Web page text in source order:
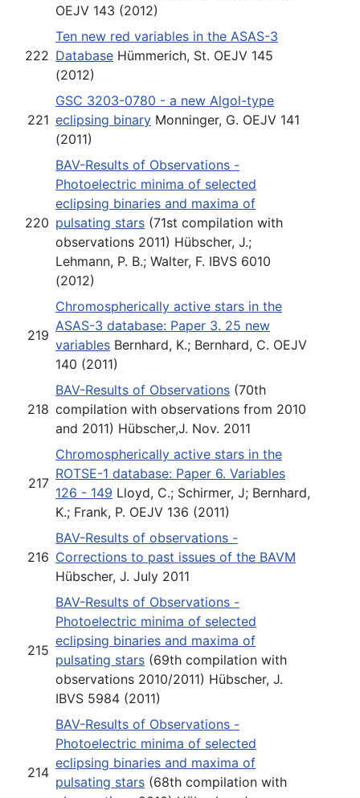
OEJV 143 (2012)
222
Ten new red variables in the ASAS-3
Database Hümmerich, St. OEJV 145
(2012)
221
GSC 3203-0780 - a new Algol-type
eclipsing binary Monninger, G. OEJV 141
(2011)
220
BAV-Results of Observations -
Photoelectric minima of selected
eclipsing binaries and maxima of
pulsating stars (71st compilation with
observations 2011) Hübscher, J.;
Lehmann, P. B.; Walter, F. IBVS 6010
(2012)
219
Chromospherically active stars in the
ASAS-3 database: Paper 3. 25 new
variables Bernhard, K.; Bernhard, C. OEJV
140 (2011)
218
BAV-Results of Observations (70th
compilation with observations from 2010
and 2011) Hübscher,J. Nov. 2011
217
Chromospherically active stars in the
ROTSE-1 database: Paper 6. Variables
126 - 149 Lloyd, C.; Schirmer, J; Bernhard,
K.; Frank, P. OEJV 136 (2011)
216
BAV-Results of observations -
Corrections to past issues of the BAVM
Hübscher, J. July 2011
215
BAV-Results of Observations -
Photoelectric minima of selected
eclipsing binaries and maxima of
pulsating stars (69th compilation with
observations 2010/2011) Hübscher, J.
IBVS 5984 (2011)
214
BAV-Results of Observations -
Photoelectric minima of selected
eclipsing binaries and maxima of
pulsating stars (68th compilation with